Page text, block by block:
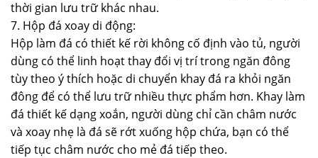
thời gian lưu trữ khác nhau.
7. Hộp đá xoay di động:
Hộp làm đá có thiết kế rời không cố định vào tủ, người
dùng có thể linh hoạt thay đổi vị trí trong ngăn đông
tùy theo ý thích hoặc di chuyển khay đá ra khỏi ngăn
đông để có thể lưu trữ nhiều thực phẩm hơn. Khay làm
đá thiết kế dạng xoắn, người dùng chỉ cần châm nước
và xoay nhẹ là đá sẽ rớt xuống hộp chứa, bạn có thể
tiếp tục châm nước cho mẻ đá tiếp theo.